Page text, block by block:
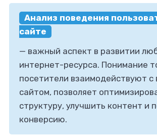
фрилансером
удаленно?
на Ворк24!
Анализ поведения
сайте
— важный аспект в развитии
интернет-ресурса. Понимание
посетители взаимодействуют с
сайтом, позволяет
структуру, улучшить контент и
конверсию.